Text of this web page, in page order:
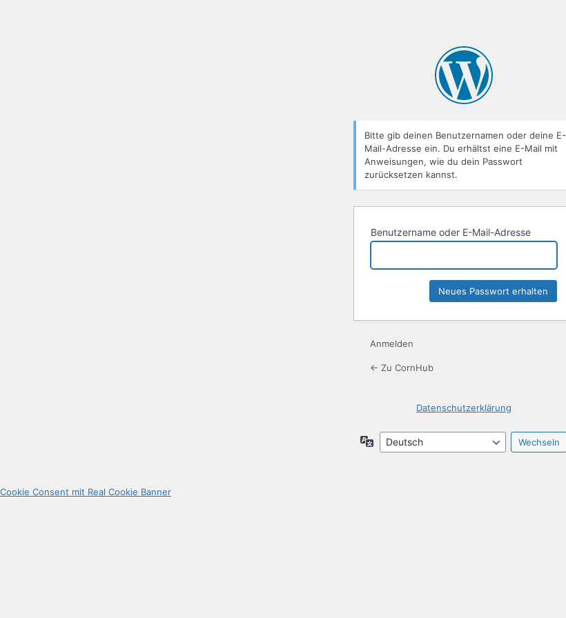
Bitte gib deinen Benutzernamen oder deine E-
Mail-Adresse ein. Du erhältst eine E-Mail mit
Anweisungen, wie du dein Passwort
zurücksetzen kannst.
Benutzername oder E-Mail-Adresse
Anmelden
← Zu CornHub
Datenschutzerklärung
Sprache
Cookie Consent mit Real Cookie Banner